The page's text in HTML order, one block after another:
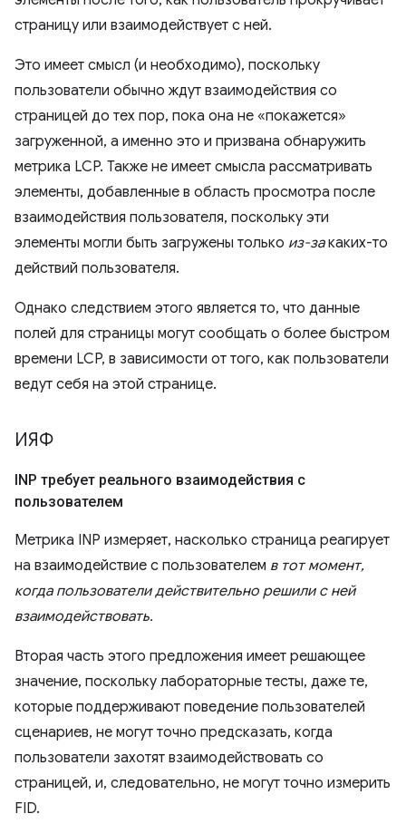
страницу или взаимодействует с ней.
Это имеет смысл (и необходимо), поскольку
пользователи обычно ждут взаимодействия со
страницей до тех пор, пока она не «покажется»
загруженной, а именно это и призвана обнаружить
метрика LCP. Также не имеет смысла рассматривать
элементы, добавленные в область просмотра после
взаимодействия пользователя, поскольку эти
элементы могли быть загружены только из-закаких-то
действий пользователя.
Однако следствием этого является то, что данные
полей для страницы могут сообщать о более быстром
времени LCP, в зависимости от того, как пользователи
ведут себя на этой странице.
ИЯФ
INP требует реального взаимодействия с
пользователем
Метрика INP измеряет, насколько страница реагирует
на взаимодействие с пользователем в тот момент,
когда пользователи действительно решили с ней
взаимодействовать.
Вторая часть этого предложения имеет решающее
значение, поскольку лабораторные тесты, даже те,
которые поддерживают поведение пользователей
сценариев, не могут точно предсказать, когда
пользователи захотят взаимодействовать со
страницей, и, следовательно, не могут точно измерить
FID.